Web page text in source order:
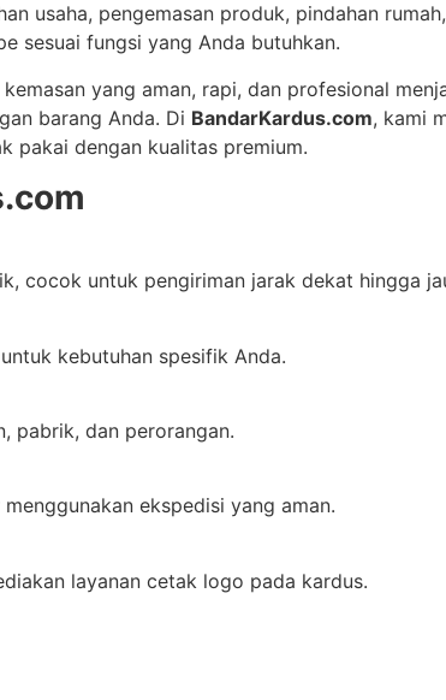
usaha, pengemasan produk, pindahan
sesuai fungsi yang Anda butuhkan.
yang aman, rapi, dan profesional
barang Anda. Di BandarKardus.com, kami
pakai dengan kualitas premium.
cocok untuk pengiriman jarak dekat hingga
kebutuhan spesifik Anda.
pabrik, dan perorangan.
ekspedisi yang aman.
layanan cetak logo pada kardus.